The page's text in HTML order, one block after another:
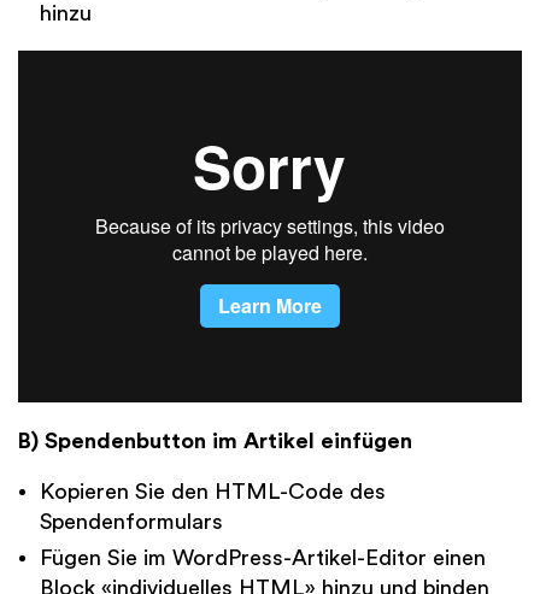
hinzu
B) Spendenbutton im Artikel einfügen
Kopieren Sie den HTML-Code des
Spendenformulars
Fügen Sie im WordPress-Artikel-Editor einen
Block «individuelles HTML» hinzu und binden